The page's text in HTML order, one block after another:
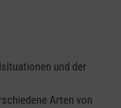
und der
Arten von